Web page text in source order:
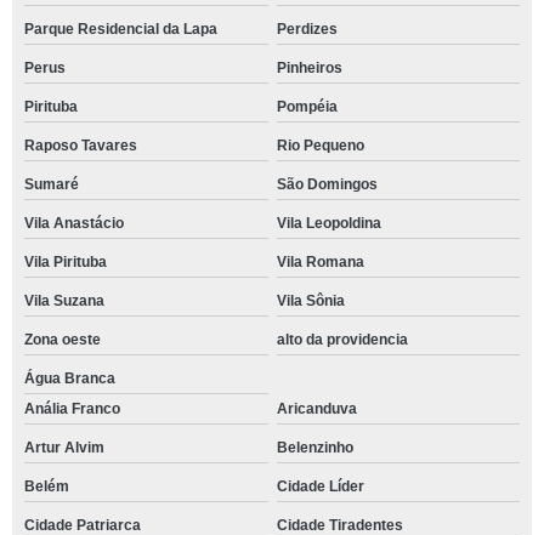
Parque Residencial da Lapa Perdizes
Perus Pinheiros
Pirituba Pompéia
Raposo Tavares Rio Pequeno
Sumaré São Domingos
Vila Anastácio Vila Leopoldina
Vila Pirituba Vila Romana
Vila Suzana Vila Sônia
Zona oeste alto da providencia
Água Branca
Anália Franco
Aricanduva
Artur Alvim Belenzinho
Belém Cidade Líder
Cidade Patriarca Cidade Tiradentes